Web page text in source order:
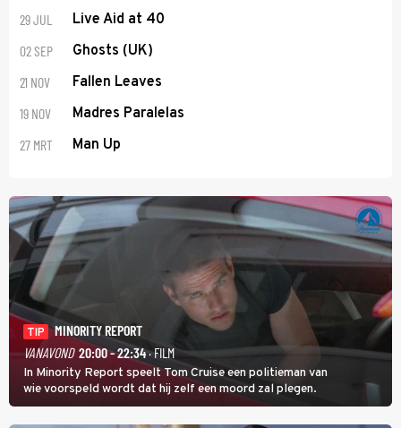
29 JUL Live Aid at 40
02 SEP Ghosts (UK)
21 NOV Fallen Leaves
19 NOV Madres Paralelas
27 MRT Man Up
TIP
MINORITY REPORT
VANAVOND 20:00 - 22:34· FILM
In Minority Report speelt Tom Cruise een politieman van
wie voorspeld wordt dat hij zelf een moord zal plegen.